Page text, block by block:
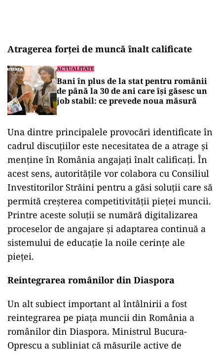
Atragerea forței de muncă înalt calificate
ACTUALITATE
Bani în plus de la stat pentru românii
de până la 30 de ani care își găsesc un
job stabil: ce prevede noua măsură
Una dintre principalele provocări identificate în
cadrul discuțiilor este necesitatea de a atrage și
menține în România angajați înalt calificați. În
acest sens, autoritățile vor colabora cu Consiliul
Investitorilor Străini pentru a găsi soluții care să
permită creșterea competitivității pieței muncii.
Printre aceste soluții se numără digitalizarea
proceselor de angajare și adaptarea continuă a
sistemului de educație la noile cerințe ale
pieței.
Reintegrarea românilor din Diaspora
Un alt subiect important al întâlnirii a fost
reintegrarea pe piața muncii din România a
românilor din Diaspora. Ministrul Bucura-
Oprescu a subliniat că măsurile active de